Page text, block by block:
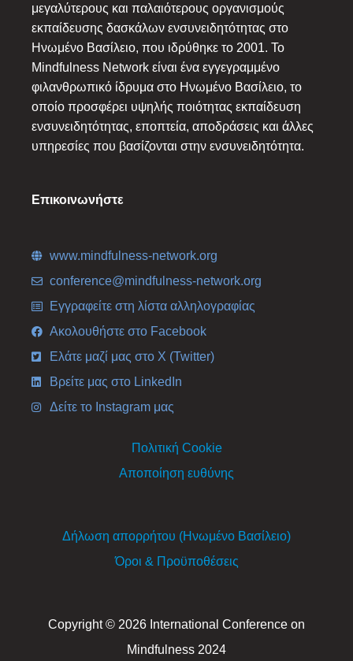
μεγαλύτερους και παλαιότερους οργανισμούς
εκπαίδευσης δασκάλων ενσυνειδητότητας στο
Ηνωμένο Βασίλειο, που ιδρύθηκε το 2001. Το
Mindfulness Network είναι ένα εγγεγραμμένο
φιλανθρωπικό ίδρυμα στο Ηνωμένο Βασίλειο, το
οποίο προσφέρει υψηλής ποιότητας εκπαίδευση
ενσυνειδητότητας, εποπτεία, αποδράσεις και άλλες
υπηρεσίες που βασίζονται στην ενσυνειδητότητα.
Επικοινωνήστε
www.mindfulness-network.org
conference@mindfulness-network.org
Εγγραφείτε στη λίστα αλληλογραφίας
Ακολουθήστε στο Facebook
Ελάτε μαζί μας στο X (Twitter)
Βρείτε μας στο LinkedIn
Δείτε το Instagram μας
Πολιτική Cookie
Αποποίηση ευθύνης
Δήλωση απορρήτου (Ηνωμένο Βασίλειο)
Όροι & Προϋποθέσεις
Copyright © 2026 International Conference on
Mindfulness 2024